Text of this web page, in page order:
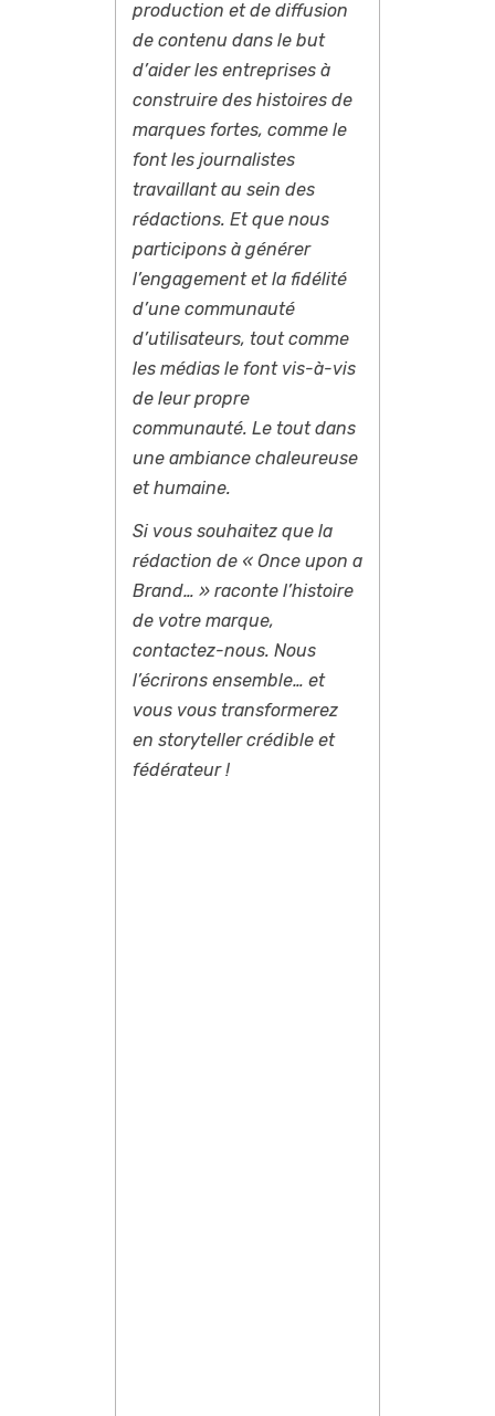
production et de diffusion
de contenu dans le but
d’aider les entreprises à
construire des histoires de
marques fortes, comme le
font les journalistes
travaillant au sein des
rédactions. Et que nous
participons à générer
l’engagement et la fidélité
d’une communauté
d’utilisateurs, tout comme
les médias le font vis-à-vis
de leur propre
communauté. Le tout dans
une ambiance chaleureuse
et humaine.
Si vous souhaitez que la
rédaction de « Once upon a
Brand… » raconte l’histoire
de votre marque,
contactez-nous. Nous
l’écrirons ensemble… et
vous vous transformerez
en storyteller crédible et
fédérateur !